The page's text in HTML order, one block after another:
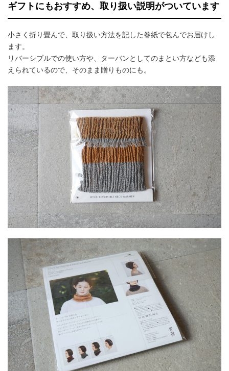
ギフトにもおすすめ、取り扱い説明がついています
小さく折り畳んで、取り扱い方法を記した巻紙で包んでお届けし
ます。
リバーシブルでの使い方や、ターバンとしてのまとい方なども添
えられているので、そのまま贈りものにも。